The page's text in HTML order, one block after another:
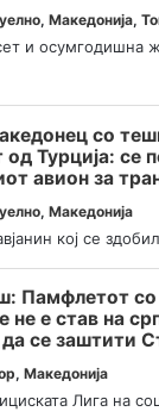
, Македонија,
и осумгодишна
со
од Турција: се
авион за
, Македонија
кој се
Памфлетот со
не е став на
да се заштити
, Македонија
Лига на